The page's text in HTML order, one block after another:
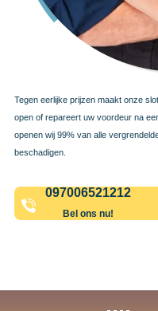
Tegen eerlijke prijzen maakt onze
open of repareert uw voordeur na
openen wij 99% van alle
beschadigen.
097006521212
Bel ons nu!